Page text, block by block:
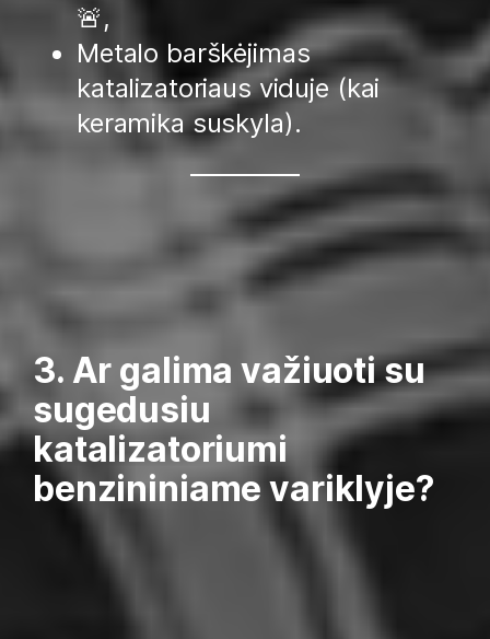
🚨,
Metalo barškėjimas
katalizatoriaus viduje (kai
keramika suskyla).
3. Ar galima važiuoti su
sugedusiu
katalizatoriumi
benzininiame variklyje?